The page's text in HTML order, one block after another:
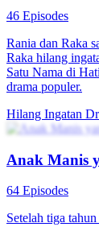
46 Episodes
Rania dan Raka
Raka hilang
Satu Nama di
drama populer.
Hilang Ingatan